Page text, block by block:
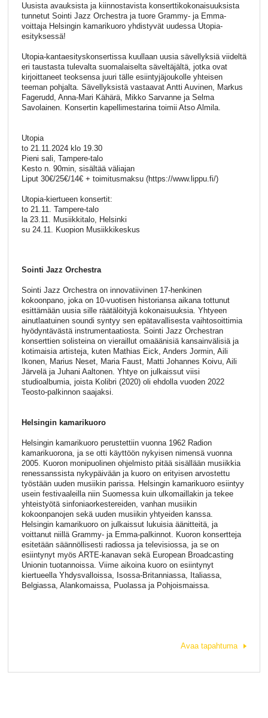
Uusista avauksista ja kiinnostavista konserttikokonaisuuksista
tunnetut Sointi Jazz Orchestra ja tuore Grammy- ja Emma-
voittaja Helsingin kamarikuoro yhdistyvät uudessa Utopia-
esityksessä!
Utopia-kantaesityskonsertissa kuullaan uusia sävellyksiä viideltä
eri taustasta tulevalta suomalaiselta säveltäjältä, jotka ovat
kirjoittaneet teoksensa juuri tälle esiintyjäjoukolle yhteisen
teeman pohjalta. Sävellyksistä vastaavat Antti Auvinen, Markus
Fagerudd, Anna-Mari Kähärä, Mikko Sarvanne ja Selma
Savolainen. Konsertin kapellimestarina toimii Atso Almila.
Utopia
to 21.11.2024 klo 19.30
Pieni sali, Tampere-talo
Kesto n. 90min, sisältää väliajan
Liput 30€/25€/14€ + toimitusmaksu (https://www.lippu.fi/)
Utopia-kiertueen konsertit:
to 21.11. Tampere-talo
la 23.11. Musiikkitalo, Helsinki
su 24.11. Kuopion Musiikkikeskus
Sointi Jazz Orchestra
Sointi Jazz Orchestra on innovatiivinen 17-henkinen
kokoonpano, joka on 10-vuotisen historiansa aikana tottunut
esittämään uusia sille räätälöityjä kokonaisuuksia. Yhtyeen
ainutlaatuinen soundi syntyy sen epätavallisesta vaihtosoittimia
hyödyntävästä instrumentaatiosta. Sointi Jazz Orchestran
konserttien solisteina on vieraillut omaäänisiä kansainvälisiä ja
kotimaisia artisteja, kuten Mathias Eick, Anders Jormin, Aili
Ikonen, Marius Neset, Maria Faust, Matti Johannes Koivu, Aili
Järvelä ja Juhani Aaltonen. Yhtye on julkaissut viisi
studioalbumia, joista Kolibri (2020) oli ehdolla vuoden 2022
Teosto-palkinnon saajaksi.
Helsingin kamarikuoro
Helsingin kamarikuoro perustettiin vuonna 1962 Radion
kamarikuorona, ja se otti käyttöön nykyisen nimensä vuonna
2005. Kuoron monipuolinen ohjelmisto pitää sisällään musiikkia
renessanssista nykypäivään ja kuoro on erityisen arvostettu
työstään uuden musiikin parissa. Helsingin kamarikuoro esiintyy
usein festivaaleilla niin Suomessa kuin ulkomaillakin ja tekee
yhteistyötä sinfoniaorkestereiden, vanhan musiikin
kokoonpanojen sekä uuden musiikin yhtyeiden kanssa.
Helsingin kamarikuoro on julkaissut lukuisia äänitteitä, ja
voittanut niillä Grammy- ja Emma-palkinnot. Kuoron konsertteja
esitetään säännöllisesti radiossa ja televisiossa, ja se on
esiintynyt myös ARTE-kanavan sekä European Broadcasting
Unionin tuotannoissa. Viime aikoina kuoro on esiintynyt
kiertueella Yhdysvalloissa, Isossa-Britanniassa, Italiassa,
Belgiassa, Alankomaissa, Puolassa ja Pohjoismaissa.
Avaa tapahtuma